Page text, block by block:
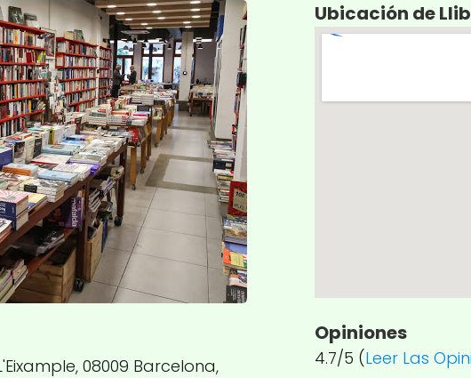
08009 Barcelona,
Ubicación de
Opiniones
4.7/5 (Leer Las